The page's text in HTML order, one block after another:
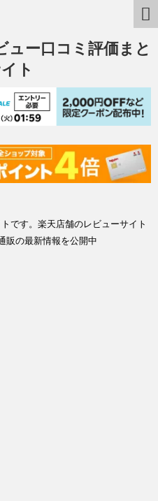
ュー口コミ評価まと
ト
です。楽天店舗のレビューサイト
販の最新情報を公開中